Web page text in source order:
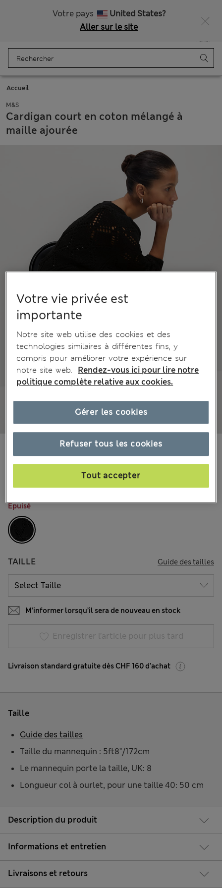
Votre pays
United States?
Aller sur le site
Panier
Accueil
M&S
Cardigan court en coton mélangé à
maille ajourée
Tous les prix incluent les taxes et les frais de douanes
Épuisé
TAILLE Guide des tailles
M’informer lorsqu’il sera de nouveau en stock
Enregistrer l’article pour plus tard
Livraison standard gratuite dès CHF 160 d'achat
Description du produit
Informations et entretien
Livraisons et retours
Taille
Taille du mannequin : 5ft8"/172cm
Le mannequin porte la taille, UK: 8
Longueur col à ourlet, pour une taille 40: 50 cm
Guide des tailles
Votre vie privée est
importante
Notre site web utilise des cookies et des
technologies similaires à différentes fins, y
compris pour améliorer votre expérience sur
notre site web.
Rendez-vous ici pour lire notre
politique complète relative aux cookies.
Refuser tous les cookies
Tout accepter
Gérer les cookies